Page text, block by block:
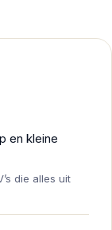
en kleine
die alles uit